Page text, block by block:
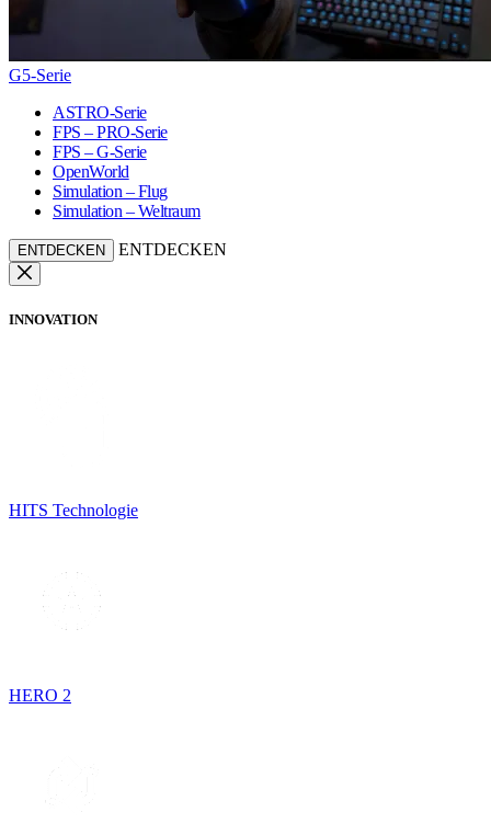
G5-Serie
ASTRO-Serie
FPS – PRO-Serie
FPS – G-Serie
OpenWorld
Simulation – Flug
Simulation – Weltraum
ENTDECKEN ENTDECKEN
INNOVATION
HITS Technologie
HERO 2